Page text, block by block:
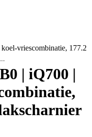
vriescombinatie, 177.2
| iQ700 |